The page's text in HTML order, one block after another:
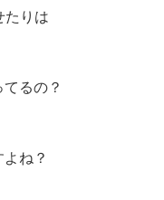
たりは
るの？
ね？